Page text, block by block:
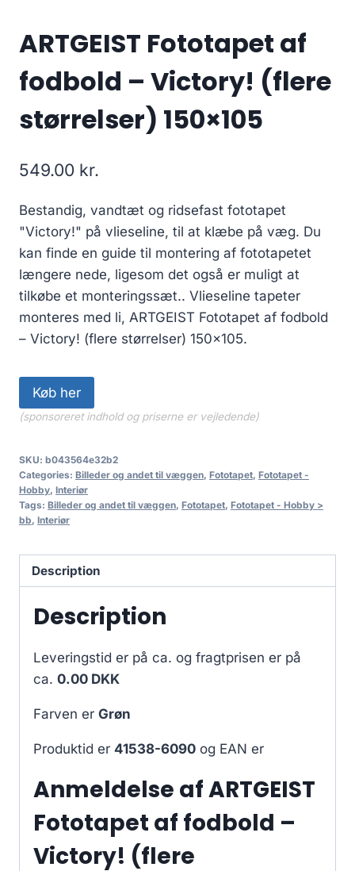
ARTGEIST Fototapet af
fodbold – Victory! (flere
størrelser) 150×105
549.00 kr.
Bestandig, vandtæt og ridsefast fototapet
"Victory!" på vlieseline, til at klæbe på væg. Du
kan finde en guide til montering af fototapetet
længere nede, ligesom det også er muligt at
tilkøbe et monteringssæt.. Vlieseline tapeter
monteres med li, ARTGEIST Fototapet af fodbold
– Victory! (flere størrelser) 150×105.
Køb her
(sponsoreret indhold og priserne er vejledende)
SKU: b043564e32b2
Categories: Billeder og andet til væggen, Fototapet, Fototapet -
Hobby, Interiør
Tags: Billeder og andet til væggen, Fototapet, Fototapet - Hobby >
bb, Interiør
Description
Description
Leveringstid er på ca. og fragtprisen er på
ca. 0.00 DKK
Farven er Grøn
Produktid er 41538-6090 og EAN er
Anmeldelse af ARTGEIST
Fototapet af fodbold –
Victory! (flere